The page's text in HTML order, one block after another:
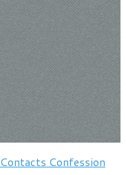
Contacts Confession